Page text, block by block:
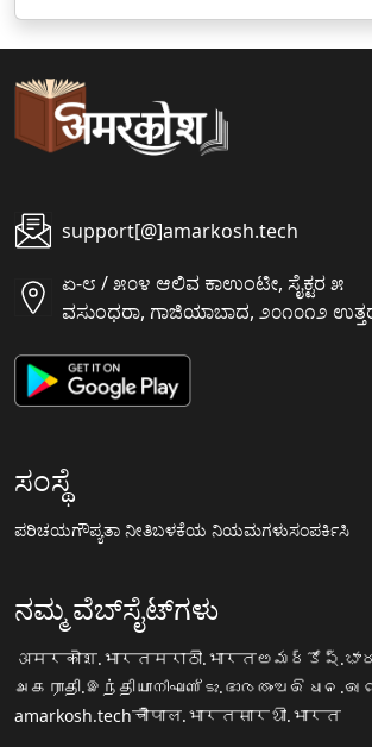
ला
support[@]amarkosh.tech
ಏ-೮ / ೫೦೪ ಆಲಿವ ಕಾಉಂಟೀ, ಸೈಕ್ಟರ ೫
ವಸುಂಧರಾ, ಗಾಜಿಯಾಬಾದ, ೨೦೧೦೧೨
ಸಂಸ್ಥೆ
ಪರಿಚಯಗೌಪ್ಯತಾ ನೀತಿಬಳಕೆಯ ನಿಯಮಗಳುಸಂಪರ್ಕಿಸಿ
ನಮ್ಮ ವೆಬ್‌ಸೈಟ್‌ಗಳು
अमरकोश.भारतमराठी.भारत
அகராதி.இந்தியாനിഘണ്ടു.ഭാരതം
amarkosh.techचौपाल.भारतसारथी.भारत